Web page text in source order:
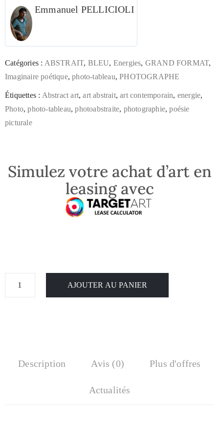
Emmanuel PELLICIOLI
Catégories : ABSTRAIT, BLEU, Energies, GRAND FORMAT,
Imaginaire poétique,photo-tableau,PHOTOGRAPHE
Étiquettes : Abstract art,art abstrait,art contemporain, energie,
Photo,photo-tableau,photoabstraite, photographie,poésie
picturale
Simulez votre achat d’art en
leasing avec
AJOUTER AU PANIER
Description Avis (0) Plus d'offres
Actualités